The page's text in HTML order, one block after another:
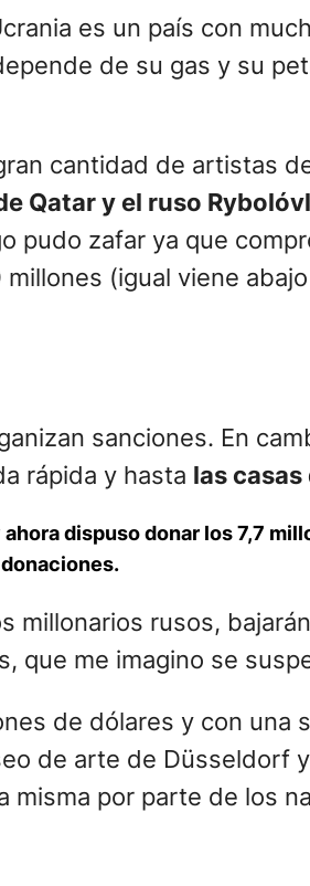
es un país con
de su gas y su
cantidad de artistas
Qatar y el ruso
pudo zafar ya que
(igual viene
sanciones. En
rápida y hasta las casas
dispuso donar los 7,7
millonarios rusos,
que me imagino se
de dólares y con una
de arte de Düsseldorf
misma por parte de los